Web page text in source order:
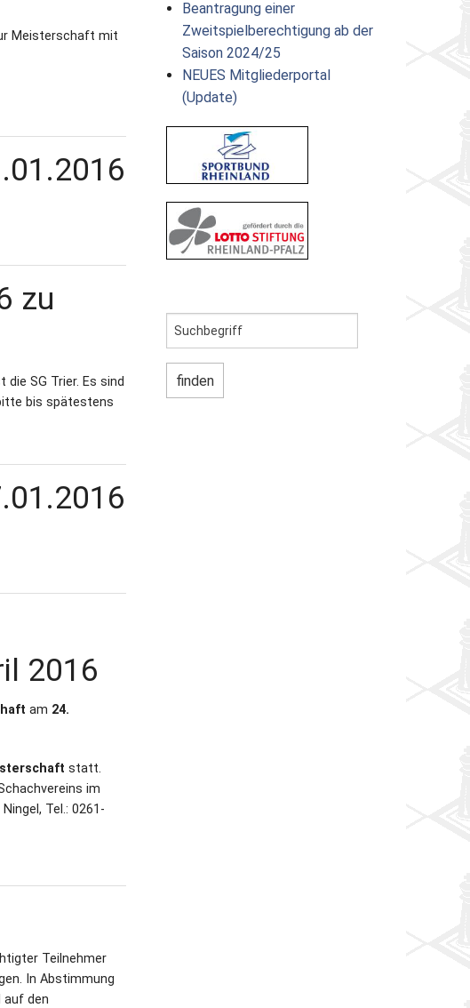
Meisterschaft mit
zu
SG Trier. Es sind
bis spätestens
2016
am 24.
statt.
im
Tel.: 0261-
Teilnehmer
In Abstimmung
auf den
Beantragung einer
Zweitspielberechtigung ab der
Saison 2024/25
NEUES Mitgliederportal
(Update)